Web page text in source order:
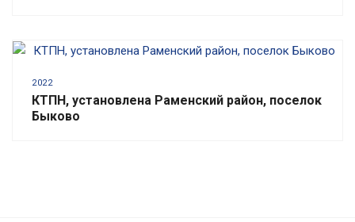
2022
КТПН, установлена Раменский район, поселок
Быково